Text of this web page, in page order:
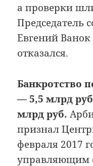
а проверки
Председатель
Евгений
отказался.
Банкротство
— 5,5 млрд
млрд руб.
признал
февраля 2017
управляющим